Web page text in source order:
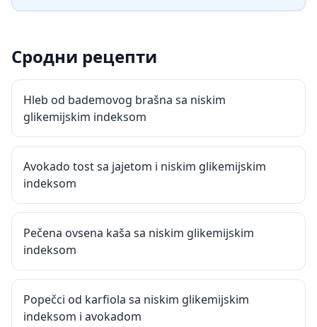
Сродни рецепти
Hleb od bademovog brašna sa niskim
glikemijskim indeksom
Avokado tost sa jajetom i niskim glikemijskim
indeksom
Pečena ovsena kaša sa niskim glikemijskim
indeksom
Popečci od karfiola sa niskim glikemijskim
indeksom i avokadom